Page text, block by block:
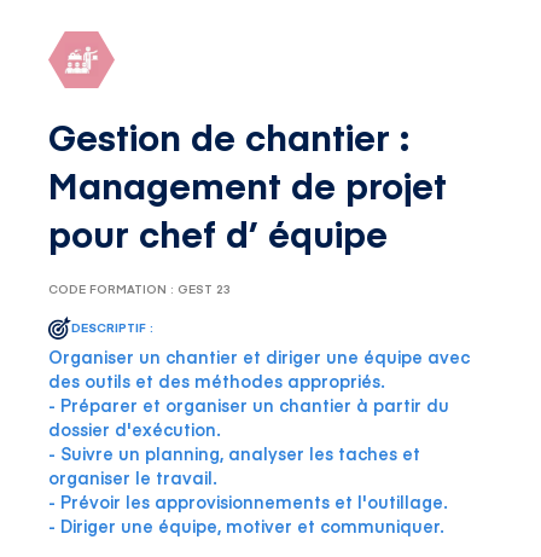
Gestion de chantier :
Management de projet
pour chef d’ équipe
CODE FORMATION : GEST 23
DESCRIPTIF :
Organiser un chantier et diriger une équipe avec
des outils et des méthodes appropriés.
- Préparer et organiser un chantier à partir du
dossier d'exécution.
- Suivre un planning, analyser les taches et
organiser le travail.
- Prévoir les approvisionnements et l'outillage.
- Diriger une équipe, motiver et communiquer.